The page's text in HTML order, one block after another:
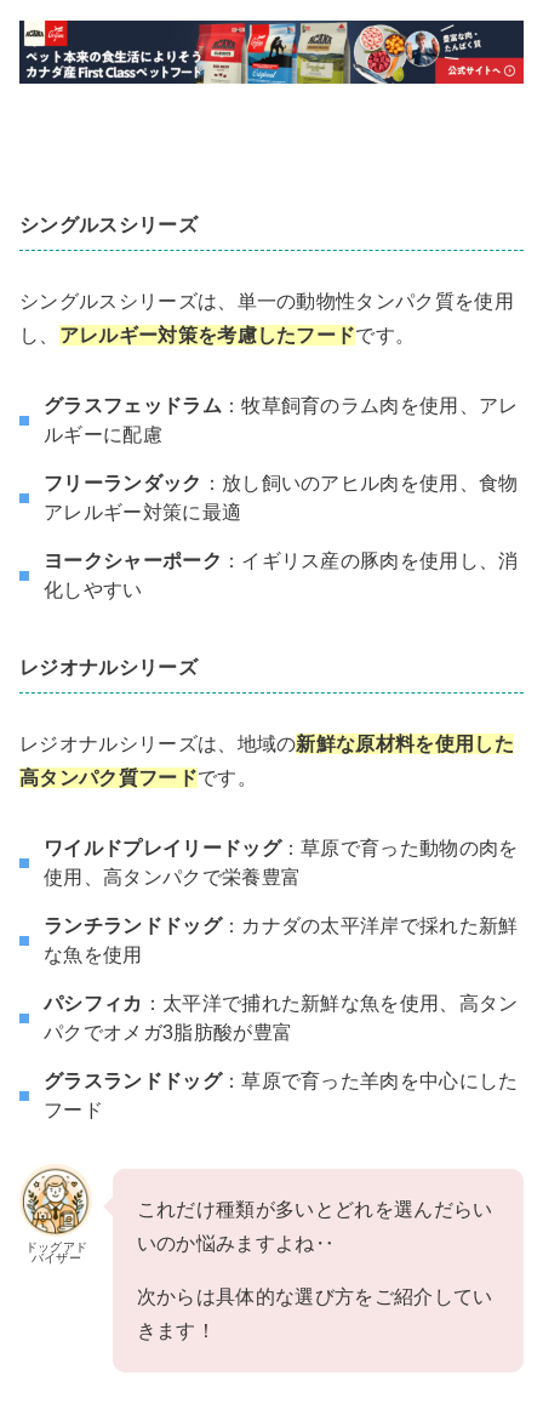
シングルスシリーズ
シングルスシリーズは、単一の動物性タンパク質を使用
し、 アレルギー対策を考慮したフードです。
グラスフェッドラム ：牧草飼育のラム肉を使用、アレ
ルギーに配慮
フリーランダック ：放し飼いのアヒル肉を使用、食物
アレルギー対策に最適
ヨークシャーポーク ：イギリス産の豚肉を使用し、消
化しやすい
レジオナルシリーズ
レジオナルシリーズは、地域の新鮮な原材料を使用した
高タンパク質フードです。
ワイルドプレイリードッグ：草原で育った動物の肉を
使用、高タンパクで栄養豊富
ランチランドドッグ：カナダの太平洋岸で採れた新鮮
な魚を使用
パシフィカ ：太平洋で捕れた新鮮な魚を使用、高タン
パクでオメガ3脂肪酸が豊富
グラスランドドッグ：草原で育った羊肉を中心にした
フード
ドッグアド
バイザー
これだけ種類が多いとどれを選んだらい
いのか悩みますよね‥
次からは具体的な選び方をご紹介してい
きます！